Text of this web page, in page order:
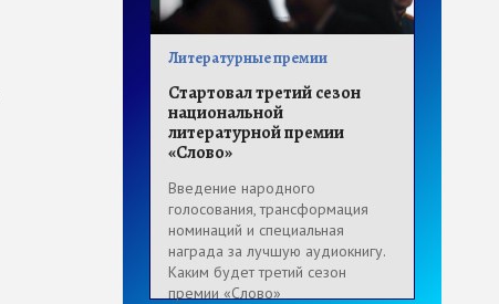
Литературные премии
Стартовал третий сезон
национальной
литературной премии
«Слово»
Введение народного
голосования, трансформация
номинаций и специальная
награда за лучшую аудиокнигу.
Каким будет третий сезон
премии «Слово»